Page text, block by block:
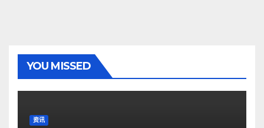
YOU MISSED
资讯